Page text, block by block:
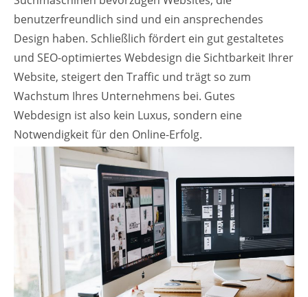
benutzerfreundlich sind und ein ansprechendes
Design haben. Schließlich fördert ein gut gestaltetes
und SEO-optimiertes Webdesign die Sichtbarkeit Ihrer
Website, steigert den Traffic und trägt so zum
Wachstum Ihres Unternehmens bei. Gutes
Webdesign ist also kein Luxus, sondern eine
Notwendigkeit für den Online-Erfolg.